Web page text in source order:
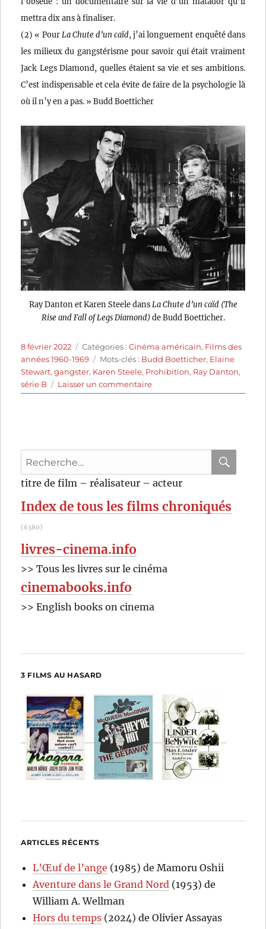
mettra dix ans à finaliser.
(2) « Pour La Chute d’un caïd, j’ai longuement enquêté dans
les milieux du gangstérisme pour savoir qui était vraiment
Jack Legs Diamond, quelles étaient sa vie et ses ambitions.
C’est indispensable et cela évite de faire de la psychologie là
où il n’y en a pas. » Budd Boetticher
Ray Danton et Karen Steele dansLa Chute d’un caïd (The
Rise and Fall of Legs Diamond)de Budd Boetticher.
Publié
le
8 février 2022 Catégories
Catégories :Cinéma américain, Films des
années 1960-1969
Étiquettes
Mots-clés : Budd Boetticher, Elaine
Stewart,gangster, Karen Steele, Prohibition, Ray Danton,
série B
Laisser un commentairesur
La
Boetticher
Recherche
pour
titre de film – réalisateur – acteur
Index de tous les films chroniqués
(6380)
livres-cinema.info
>> Tous les livres sur le cinéma
cinemabooks.info
>> English books on cinema
3 FILMS AU HASARD
ARTICLES RÉCENTS
L’Œuf de l’ange (1985) de Mamoru Oshii
Aventure dans le Grand Nord (1953) de
William A. Wellman
Hors du temps (2024) de Olivier Assayas